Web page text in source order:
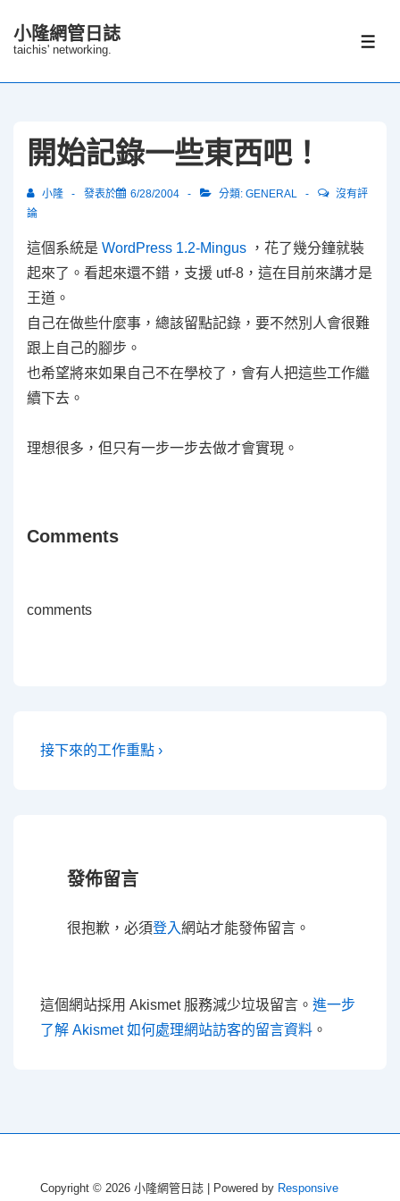
Skip
Main
小隆網管日誌
taichis' networking.
選
開始記錄一些東西吧！
小隆 發表於 6/28/2004 分類: GENERAL
沒有評
論
這個系統是 WordPress 1.2-Mingus ，花了幾分鐘就裝
起來了。看起來還不錯，支援 utf-8，這在目前來講才是
王道。
自己在做些什麼事，總該留點記錄，要不然別人會很難
跟上自己的腳步。
也希望將來如果自己不在學校了，會有人把這些工作繼
續下去。
理想很多，但只有一步一步去做才會實現。
Comments
comments
文
Next
接下來的工作重點 ›
發佈留言
很抱歉，必須登入網站才能發佈留言。
這個網站採用 Akismet 服務減少垃圾留言。 進一步
了解 Akismet 如何處理網站訪客的留言資料 。
Copyright © 2026 小隆網管日誌 | Powered by Responsive